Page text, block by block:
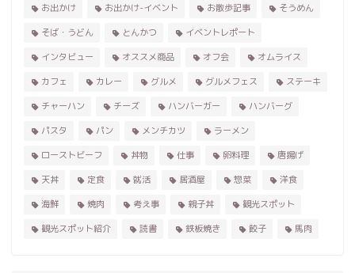
お出かけ お出かけ-イベント お散歩記事
そうめん
そば・うどん
とんかつ
イベントレポート
インタビュー
オススメ商品 オフ会
オムライス
カフェ
カレー グルメ グルメフェス
ステーキ
チャーハン
チーズ ハンバーガー
ハンバーグ
パスタ
パン メンチカツ
ラーメン
ローストビーフ
丼物 仕事 卵料理
唐揚げ
天丼
定食 就活 居酒屋 惣菜
洋食
海鮮
焼肉 考え事 親子丼
観光スポット
観光スポット紹介
読書 鉄板焼き 餃子 馬肉